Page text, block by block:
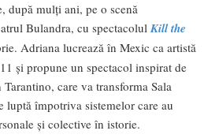
după mulți ani, pe o scenă
Bulandra, cu spectacolulKill the
Adriana lucrează în Mexic ca artistă
și propune un spectacol inspirat de
care va transforma Sala
împotriva sistemelor care au
și colective în istorie.